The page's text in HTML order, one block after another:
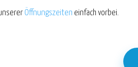
Öffnungszeiten einfach vorbei.